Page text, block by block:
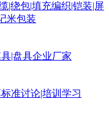
|绕包|填充编织|铠装|屏
米包装
|盘具企业厂家
标准讨论|培训学习